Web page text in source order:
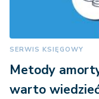
SERWIS KSIĘGOWY
Metody
warto